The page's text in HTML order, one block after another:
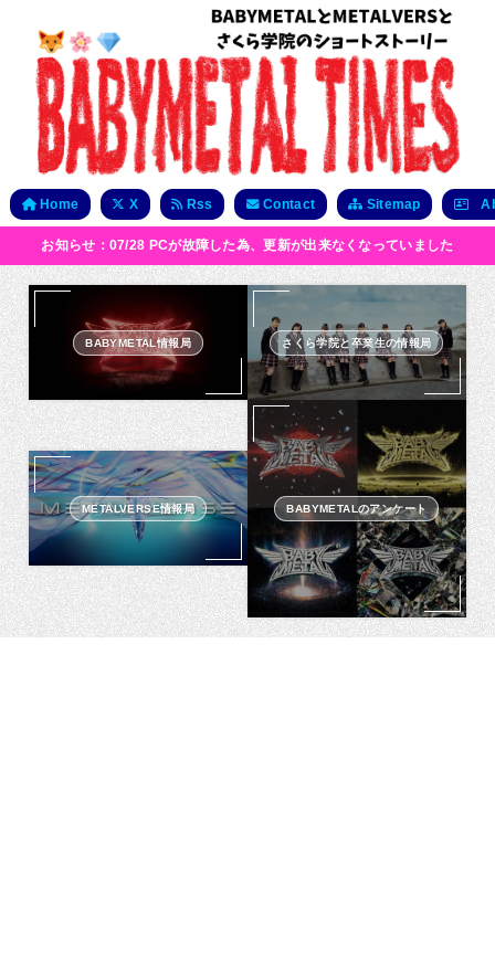
Home X Rss Contact Sitemap
お知らせ：07/28 PCが故障した為、更新が出来なくなっていました
BABYMETAL情報局 さくら学院と卒業生の情報局
METALVERSE情報局 BABYMETALのアンケート